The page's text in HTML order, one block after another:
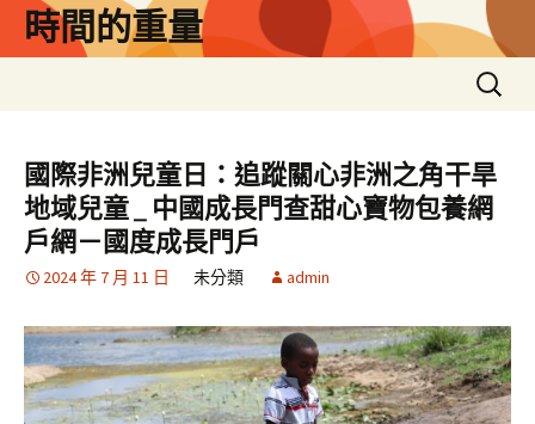
時間的重量
搜
尋
鍵
字:
國際非洲兒童日：追蹤關心非洲之角干旱
地域兒童 _ 中國成長門查甜心寶物包養網
戶網－國度成長門戶
2024 年 7 月 11 日 未分類 admin